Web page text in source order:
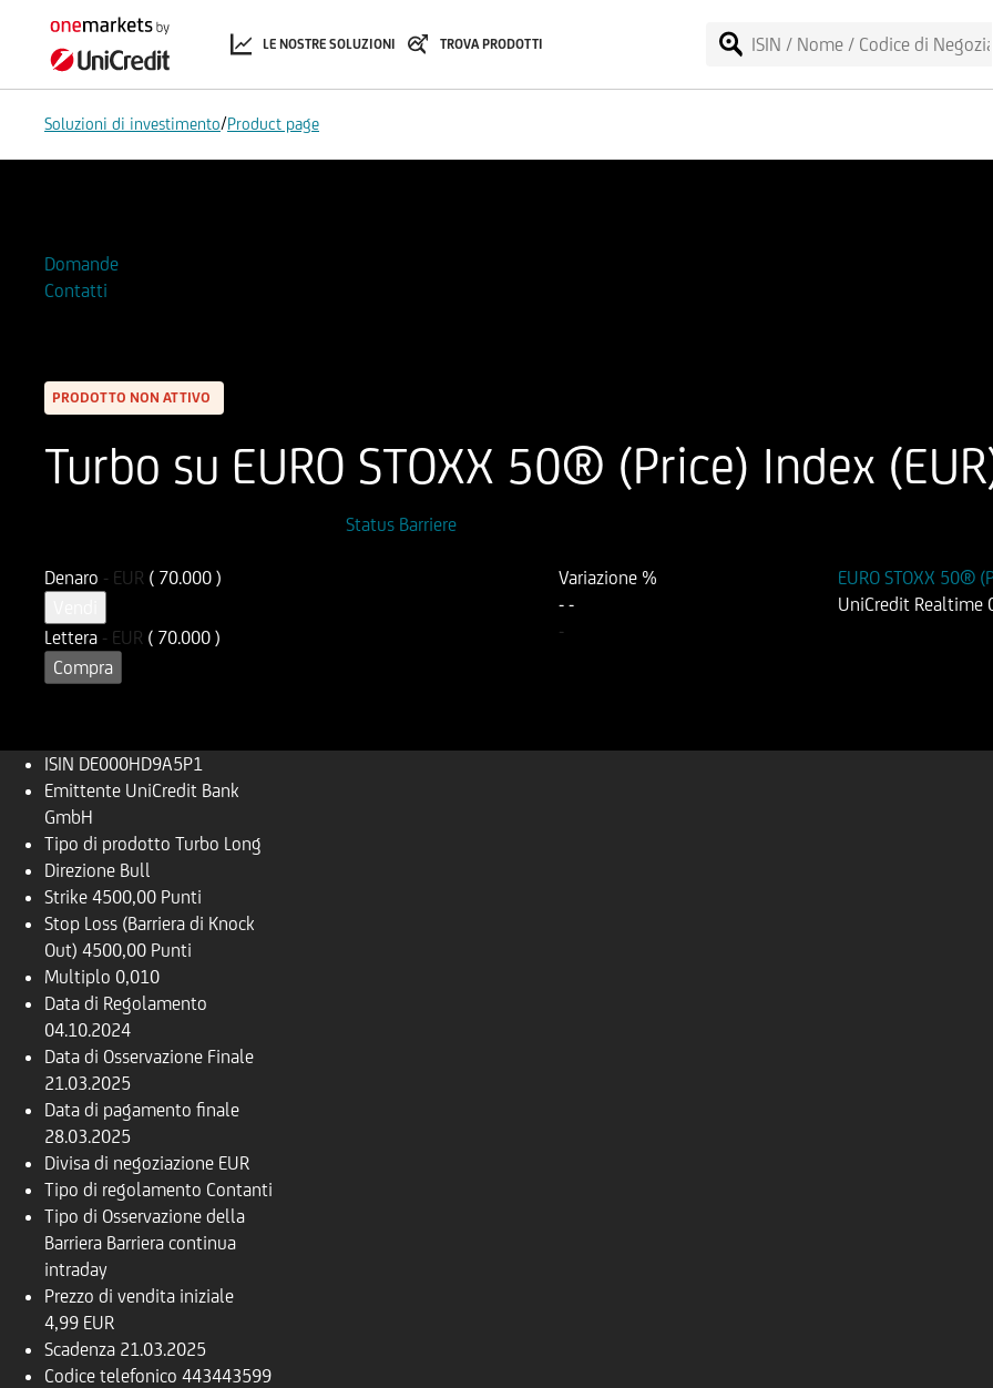
LE NOSTRE SOLUZIONI TROVA PRODOTTI
Soluzioni di investimento/Product page
Domande
Contatti
PRODOTTO NON ATTIVO
Turbo su EURO STOXX 50® (Price) Index
Status Barriere
Denaro - EUR ( 70.000 )
Lettera - EUR ( 70.000 )
Compra
Variazione %
--
-
EURO STOXX 50®
UniCredit Realtime
ISIN DE000HD9A5P1
Emittente UniCredit Bank
GmbH
Tipo di prodotto Turbo Long
Direzione Bull
Strike 4500,00 Punti
Stop Loss (Barriera di Knock
Out) 4500,00 Punti
Multiplo 0,010
Data di Regolamento
04.10.2024
Data di Osservazione Finale
21.03.2025
Data di pagamento finale
28.03.2025
Divisa di negoziazione EUR
Tipo di regolamento Contanti
Tipo di Osservazione della
Barriera Barriera continua
intraday
Prezzo di vendita iniziale
4,99 EUR
Scadenza 21.03.2025
Codice telefonico 443443599